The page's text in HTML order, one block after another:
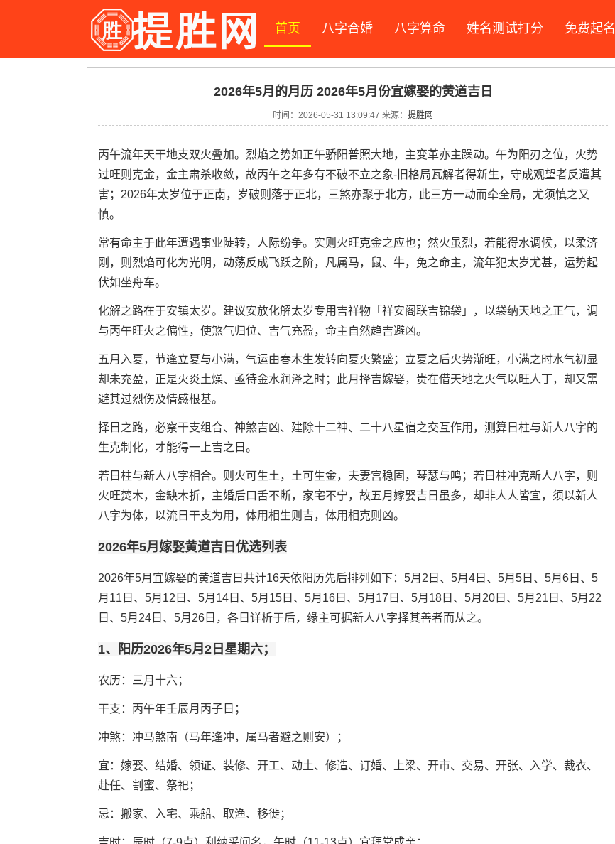
首页 八字合婚 八字算命 姓名测试打分 免费起名
2026年5月的月历 2026年5月份宜嫁娶的黄道吉日
时间：2026-05-31 13:09:47 来源： 提胜网
丙午流年天干地支双火叠加。烈焰之势如正午骄阳普照大地，主变革亦主躁动。午为阳刃之位，火势
过旺则克金，金主肃杀收敛，故丙午之年多有不破不立之象-旧格局瓦解者得新生，守成观望者反遭其
害；2026年太岁位于正南，岁破则落于正北，三煞亦聚于北方，此三方一动而牵全局，尤须慎之又
慎。
常有命主于此年遭遇事业陡转，人际纷争。实则火旺克金之应也；然火虽烈，若能得水调候，以柔济
刚，则烈焰可化为光明，动荡反成飞跃之阶，凡属马，鼠、牛，兔之命主，流年犯太岁尤甚，运势起
伏如坐舟车。
化解之路在于安镇太岁。建议安放化解太岁专用吉祥物「祥安阁联吉锦袋」，以袋纳天地之正气，调
与丙午旺火之偏性，使煞气归位、吉气充盈，命主自然趋吉避凶。
五月入夏，节逢立夏与小满，气运由春木生发转向夏火繁盛；立夏之后火势渐旺，小满之时水气初显
却未充盈，正是火炎土燥、亟待金水润泽之时；此月择吉嫁娶，贵在借天地之火气以旺人丁，却又需
避其过烈伤及情感根基。
择日之路，必察干支组合、神煞吉凶、建除十二神、二十八星宿之交互作用，测算日柱与新人八字的
生克制化，才能得一上吉之日。
若日柱与新人八字相合。则火可生土，土可生金，夫妻宫稳固，琴瑟与鸣；若日柱冲克新人八字，则
火旺焚木，金缺木折，主婚后口舌不断，家宅不宁，故五月嫁娶吉日虽多，却非人人皆宜，须以新人
八字为体，以流日干支为用，体用相生则吉，体用相克则凶。
2026年5月嫁娶黄道吉日优选列表
2026年5月宜嫁娶的黄道吉日共计16天依阳历先后排列如下：5月2日、5月4日、5月5日、5月6日、5
月11日、5月12日、5月14日、5月15日、5月16日、5月17日、5月18日、5月20日、5月21日、5月22
日、5月24日、5月26日，各日详析于后，缘主可据新人八字择其善者而从之。
1、阳历2026年5月2日星期六；
农历：三月十六；
干支：丙午年壬辰月丙子日；
冲煞：冲马煞南（马年逢冲，属马者避之则安）；
宜：嫁娶、结婚、领证、装修、开工、动土、修造、订婚、上梁、开市、交易、开张、入学、裁衣、
赴任、割蜜、祭祀；
忌：搬家、入宅、乘船、取渔、移徙；